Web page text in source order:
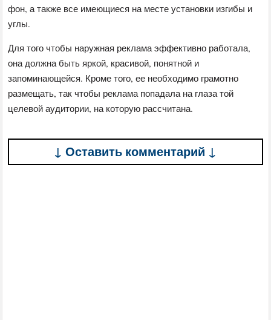
фон, а также все имеющиеся на месте установки изгибы и
углы.
Для того чтобы наружная реклама эффективно работала,
она должна быть яркой, красивой, понятной и
запоминающейся. Кроме того, ее необходимо грамотно
размещать, так чтобы реклама попадала на глаза той
целевой аудитории, на которую рассчитана.
↓ Оставить комментарий ↓